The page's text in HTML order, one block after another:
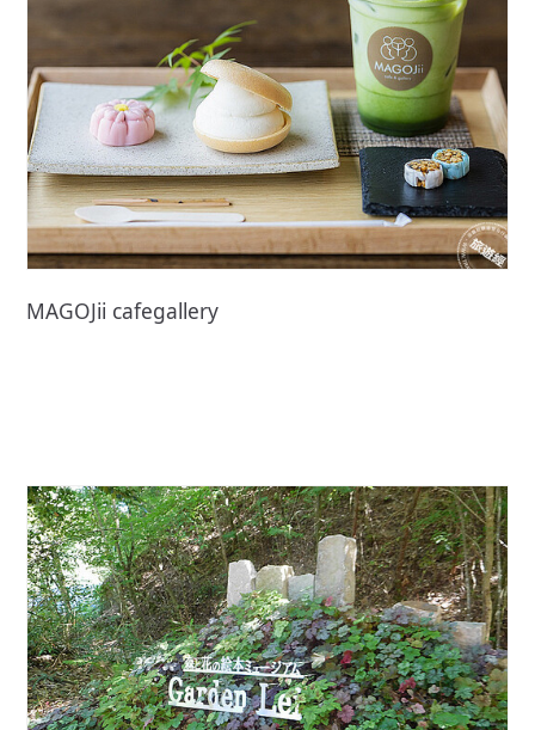
MAGOJii cafegallery